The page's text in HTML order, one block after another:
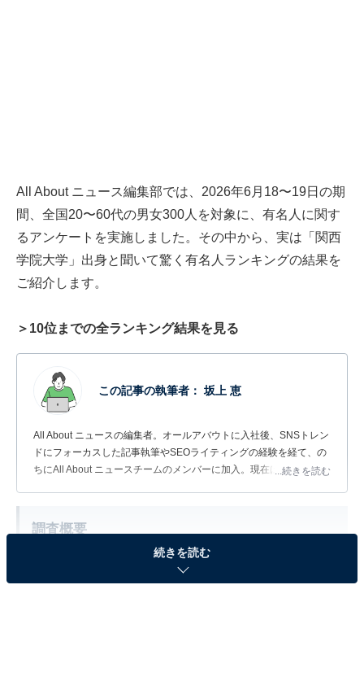
All About ニュース編集部では、2026年6月18〜19日の期
間、全国20〜60代の男女300人を対象に、有名人に関す
るアンケートを実施しました。その中から、実は「関西
学院大学」出身と聞いて驚く有名人ランキングの結果を
ご紹介します。
＞10位までの全ランキング結果を見る
この記事の執筆者： 坂上 恵
All About ニュースの編集者。オールアバウトに入社後、SNSトレン
ドにフォーカスした記事執筆やSEOライティングの経験を経て、の
ちにAll About ニュースチームのメンバーに加入。現在は旅行・カル
...続きを読む
調査概要
調査期間：2026年6月18〜19日
調査方法：インターネット調査
続きを読む